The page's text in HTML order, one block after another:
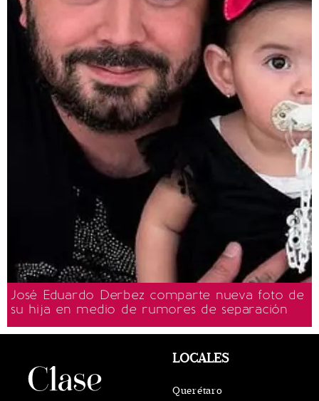
José Eduardo Derbez comparte nueva foto de
su hija en medio de rumores de separación
LOCALES
Querétaro